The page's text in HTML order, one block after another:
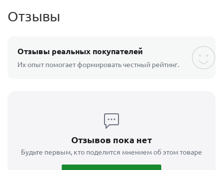
Отзывы
Отзывы реальных покупателей
Их опыт помогает формировать честный рейтинг.
Отзывов пока нет
Будьте первым, кто поделится мнением об этом товаре